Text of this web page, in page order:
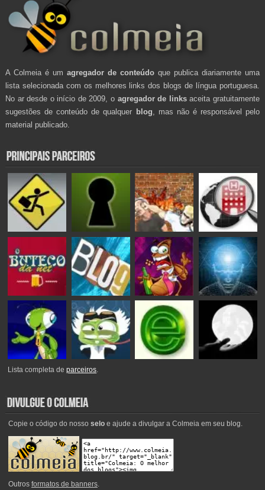
A Colmeia é um agregador de conteúdo que publica diariamente uma
lista selecionada com os melhores links dos blogs de língua portuguesa.
No ar desde o início de 2009, o agregador de linksaceita gratuitamente
sugestões de conteúdo de qualquer blog , mas não é responsável pelo
material publicado.
Lista completa deparceiros.
Copie o código do nosso seloe ajude a divulgar a Colmeia em seu blog.
Outros formatos de banners.